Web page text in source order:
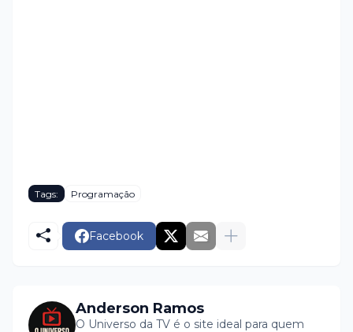
Tags: Programação
Facebook
Anderson Ramos
O Universo da TV é o site ideal para quem